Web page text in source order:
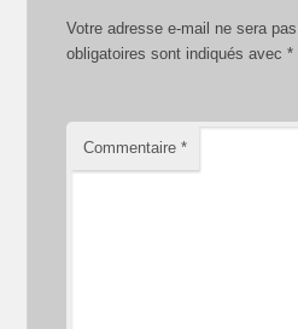
Votre adresse e-mail ne sera pas
obligatoires sont indiqués avec*
Commentaire*